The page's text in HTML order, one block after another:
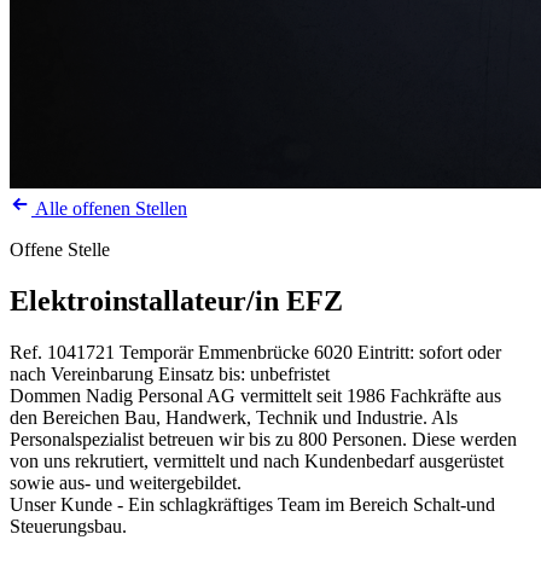
Alle offenen Stellen
Offene Stelle
Elektroinstallateur/in EFZ
Ref. 1041721 Temporär Emmenbrücke 6020 Eintritt: sofort oder
nach Vereinbarung Einsatz bis: unbefristet
Dommen Nadig Personal AG vermittelt seit 1986 Fachkräfte aus
den Bereichen Bau, Handwerk, Technik und Industrie. Als
Personalspezialist betreuen wir bis zu 800 Personen. Diese werden
von uns rekrutiert, vermittelt und nach Kundenbedarf ausgerüstet
sowie aus- und weitergebildet.
Unser Kunde - Ein schlagkräftiges Team im Bereich Schalt-und
Steuerungsbau.